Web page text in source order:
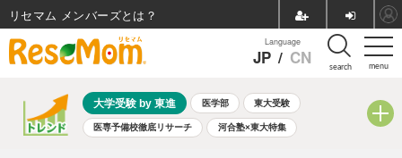
menu
Language
JP / CN search
大学受験 by 東進 医学部 東大受験
医専予備校徹底リサーチ 河合塾×東大特集
リセマム メンバーズ